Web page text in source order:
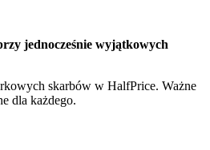
jednocześnie wyjątkowych
skarbów w HalfPrice. Ważne
dla każdego.